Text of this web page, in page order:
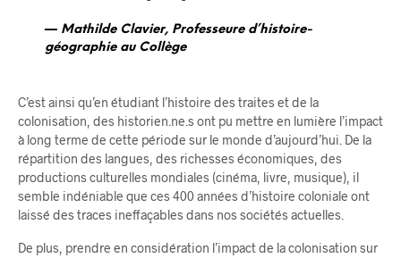
Mathilde Clavier, Professeure d’histoire-
géographie au Collège
C’est ainsi qu’en étudiant l’histoire des traites et de la
colonisation, des historien.ne.s ont pu mettre en lumière l’impact
à long terme de cette période sur le monde d’aujourd’hui. De la
répartition des langues, des richesses économiques, des
productions culturelles mondiales (cinéma, livre, musique), il
semble indéniable que ces 400 années d’histoire coloniale ont
laissé des traces ineffaçables dans nos sociétés actuelles.
De plus, prendre en considération l’impact de la colonisation sur